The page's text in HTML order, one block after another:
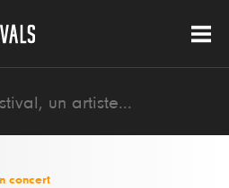
concert